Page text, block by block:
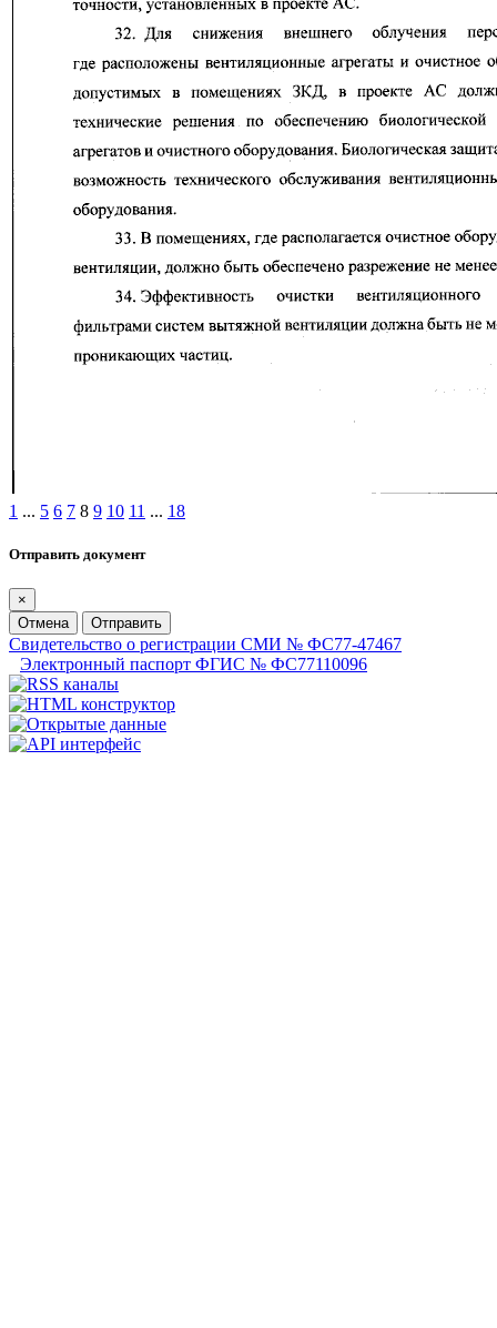
1 ... 5 6 7 8 9 10 11 ... 18
Отправить документ
×
Отмена
Отправить
Свидетельство о регистрации СМИ № ФС77-47467
Электронный паспорт ФГИС № ФС77110096